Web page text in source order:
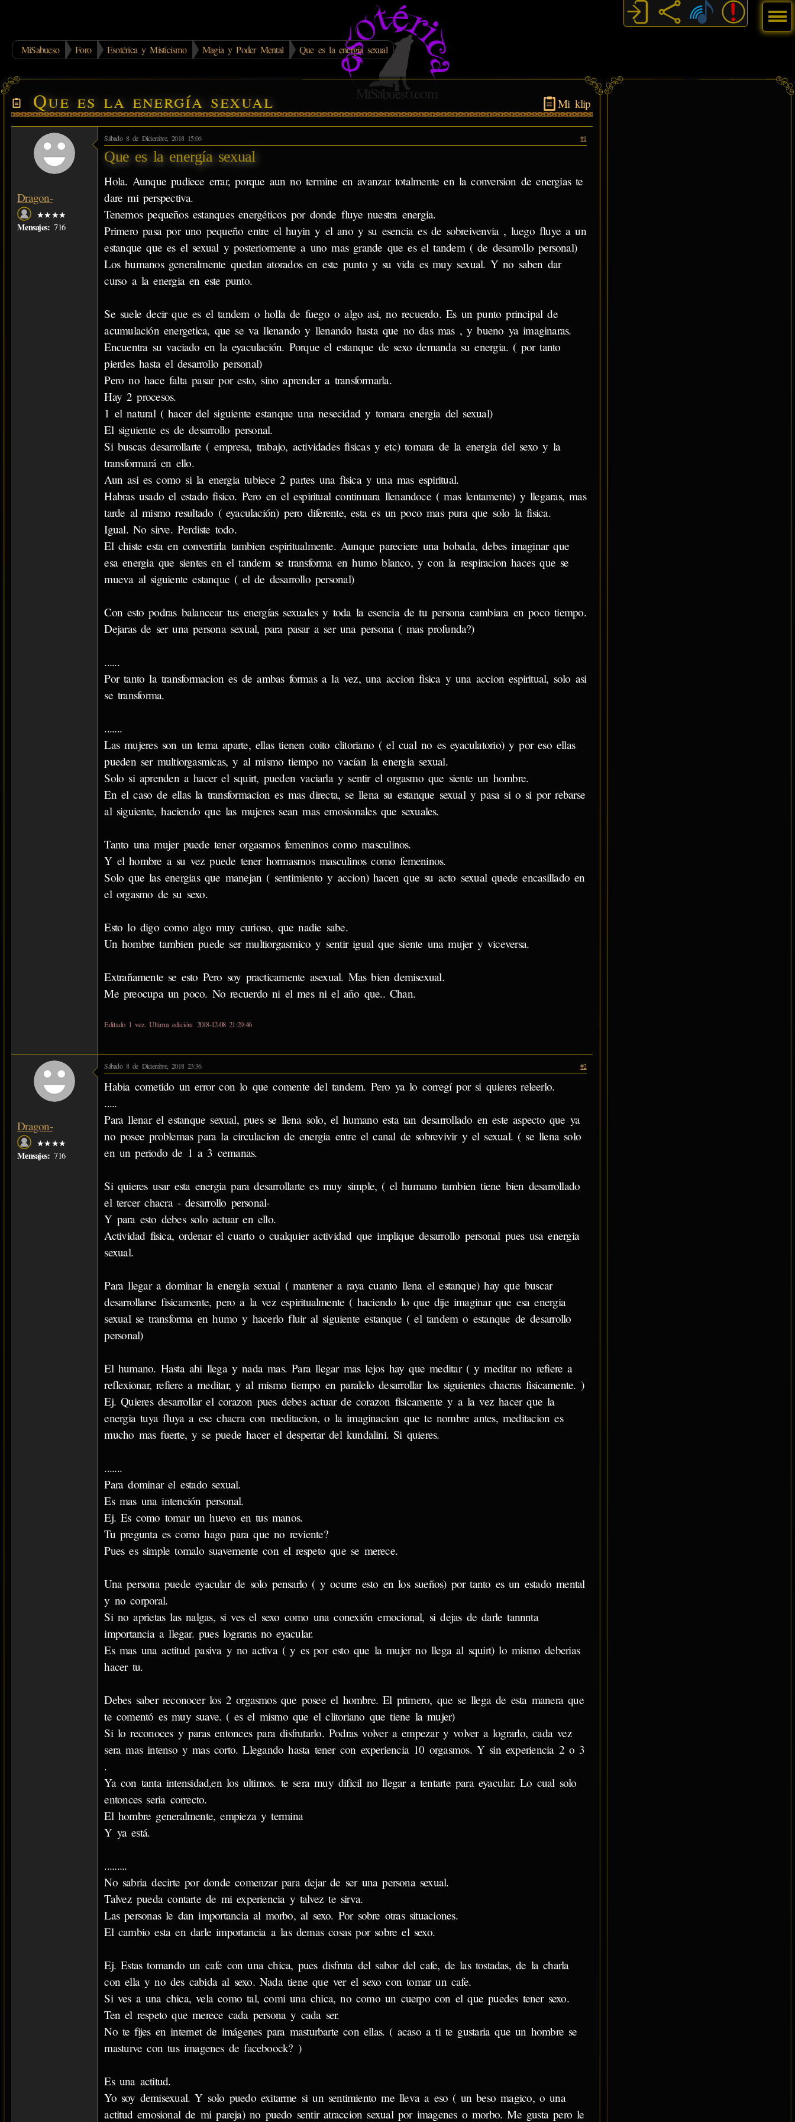
MiSabueso Foro Esotérica y Misticismo Magia y Poder Mental Que es la energía sexual
Mi klip
Que es la energía sexual
Dragon-
★★★★
Mensajes: 716
Sábado 8 de Diciembre, 2018 15:06 #1
Que es la energía sexual
Hola. Aunque pudiece errar, porque aun no termine en avanzar totalmente en la conversion de energias te
dare mi perspectiva.
Tenemos pequeños estanques energéticos por donde fluye nuestra energia.
Primero pasa por uno pequeño entre el huyin y el ano y su esencia es de sobreivenvia , luego fluye a un
estanque que es el sexual y posteriormente a uno mas grande que es el tandem ( de desarrollo personal)
Los humanos generalmente quedan atorados en este punto y su vida es muy sexual. Y no saben dar
curso a la energia en este punto.
Se suele decir que es el tandem o holla de fuego o algo asi, no recuerdo. Es un punto principal de
acumulación energetica, que se va llenando y llenando hasta que no das mas , y bueno ya imaginaras.
Encuentra su vaciado en la eyaculación. Porque el estanque de sexo demanda su energia. ( por tanto
pierdes hasta el desarrollo personal)
Pero no hace falta pasar por esto, sino aprender a transformarla.
Hay 2 procesos.
1 el natural ( hacer del siguiente estanque una nesecidad y tomara energia del sexual)
El siguiente es de desarrollo personal.
Si buscas desarrollarte ( empresa, trabajo, actividades fisicas y etc) tomara de la energia del sexo y la
transformará en ello.
Aun asi es como si la energia tubiece 2 partes una fisica y una mas espiritual.
Habras usado el estado fisico. Pero en el espiritual continuara llenandoce ( mas lentamente) y llegaras, mas
tarde al mismo resultado ( eyaculación) pero diferente, esta es un poco mas pura que solo la fisica.
Igual. No sirve. Perdiste todo.
El chiste esta en convertirla tambien espiritualmente. Aunque pareciere una bobada, debes imaginar que
esa energia que sientes en el tandem se transforma en humo blanco, y con la respiracion haces que se
mueva al siguiente estanque ( el de desarrollo personal)
Con esto podras balancear tus energías sexuales y toda la esencia de tu persona cambiara en poco tiempo.
Dejaras de ser una persona sexual, para pasar a ser una persona ( mas profunda?)
......
Por tanto la transformacion es de ambas formas a la vez, una accion fisica y una accion espiritual, solo asi
se transforma.
.......
Las mujeres son un tema aparte, ellas tienen coito clitoriano ( el cual no es eyaculatorio) y por eso ellas
pueden ser multiorgasmicas, y al mismo tiempo no vacían la energia sexual.
Solo si aprenden a hacer el squirt, pueden vaciarla y sentir el orgasmo que siente un hombre.
En el caso de ellas la transformacion es mas directa, se llena su estanque sexual y pasa si o si por rebarse
al siguiente, haciendo que las mujeres sean mas emosionales que sexuales.
Tanto una mujer puede tener orgasmos femeninos como masculinos.
Y el hombre a su vez puede tener hormasmos masculinos como femeninos.
Solo que las energias que manejan ( sentimiento y accion) hacen que su acto sexual quede encasillado en
el orgasmo de su sexo.
Esto lo digo como algo muy curioso, que nadie sabe.
Un hombre tambien puede ser multiorgasmico y sentir igual que siente una mujer y viceversa.
Extrañamente se esto Pero soy practicamente asexual. Mas bien demisexual.
Me preocupa un poco. No recuerdo ni el mes ni el año que.. Chan.
Editado 1 vez. Última edición: 2018-12-08 21:29:46
Dragon-
★★★★
Mensajes: 716
Sábado 8 de Diciembre, 2018 23:36 #2
Habia cometido un error con lo que comente del tandem. Pero ya lo corregí por si quieres releerlo.
.....
Para llenar el estanque sexual, pues se llena solo, el humano esta tan desarrollado en este aspecto que ya
no posee problemas para la circulacion de energia entre el canal de sobrevivir y el sexual. ( se llena solo
en un periodo de 1 a 3 cemanas.
Si quieres usar esta energia para desarrollarte es muy simple, ( el humano tambien tiene bien desarrollado
el tercer chacra - desarrollo personal-
Y para esto debes solo actuar en ello.
Actividad fisica, ordenar el cuarto o cualquier actividad que implique desarrollo personal pues usa energia
sexual.
Para llegar a dominar la energia sexual ( mantener a raya cuanto llena el estanque) hay que buscar
desarrollarse fisicamente, pero a la vez espiritualmente ( haciendo lo que dije imaginar que esa energia
sexual se transforma en humo y hacerlo fluir al siguiente estanque ( el tandem o estanque de desarrollo
personal)
El humano. Hasta ahi llega y nada mas. Para llegar mas lejos hay que meditar ( y meditar no refiere a
reflexionar, refiere a meditar, y al mismo tiempo en paralelo desarrollar los siguientes chacras fisicamente. )
Ej. Quieres desarrollar el corazon pues debes actuar de corazon fisicamente y a la vez hacer que la
energia tuya fluya a ese chacra con meditacion, o la imaginacion que te nombre antes, meditacion es
mucho mas fuerte, y se puede hacer el despertar del kundalini. Si quieres.
.......
Para dominar el estado sexual.
Es mas una intención personal.
Ej. Es como tomar un huevo en tus manos.
Tu pregunta es como hago para que no reviente?
Pues es simple tomalo suavemente con el respeto que se merece.
Una persona puede eyacular de solo pensarlo ( y ocurre esto en los sueños) por tanto es un estado mental
y no corporal.
Si no aprietas las nalgas, si ves el sexo como una conexión emocional, si dejas de darle tannnta
importancia a llegar. pues lograras no eyacular.
Es mas una actitud pasiva y no activa ( y es por esto que la mujer no llega al squirt) lo mismo deberias
hacer tu.
Debes saber reconocer los 2 orgasmos que posee el hombre. El primero, que se llega de esta manera que
te comentó es muy suave. ( es el mismo que el clitoriano que tiene la mujer)
Si lo reconoces y paras entonces para disfrutarlo. Podras volver a empezar y volver a lograrlo, cada vez
sera mas intenso y mas corto. Llegando hasta tener con experiencia 10 orgasmos. Y sin experiencia 2 o 3
.
Ya con tanta intensidad,en los ultimos. te sera muy dificil no llegar a tentarte para eyacular. Lo cual solo
entonces seria correcto.
El hombre generalmente, empieza y termina
Y ya está.
.........
No sabria decirte por donde comenzar para dejar de ser una persona sexual.
Talvez pueda contarte de mi experiencia y talvez te sirva.
Las personas le dan importancia al morbo, al sexo. Por sobre otras situaciones.
El cambio esta en darle importancia a las demas cosas por sobre el sexo.
Ej. Estas tomando un cafe con una chica, pues disfruta del sabor del cafe, de las tostadas, de la charla
con ella y no des cabida al sexo. Nada tiene que ver el sexo con tomar un cafe.
Si ves a una chica, vela como tal, comi una chica, no como un cuerpo con el que puedes tener sexo.
Ten el respeto que merece cada persona y cada ser.
No te fijes en internet de imágenes para masturbarte con ellas. ( acaso a ti te gustaria que un hombre se
masturve con tus imagenes de faceboock? )
Es una actitud.
Yo soy demisexual. Y solo puedo exitarme si un sentimiento me lleva a eso ( un beso magico, o una
actitud emosional de mi pareja) no puedo sentir atraccion sexual por imagenes o morbo. Me gusta pero le
Menú